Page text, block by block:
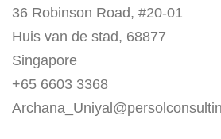
36 Robinson Road, #20-01
Huis van de stad, 68877
Singapore
+65 6603 3368